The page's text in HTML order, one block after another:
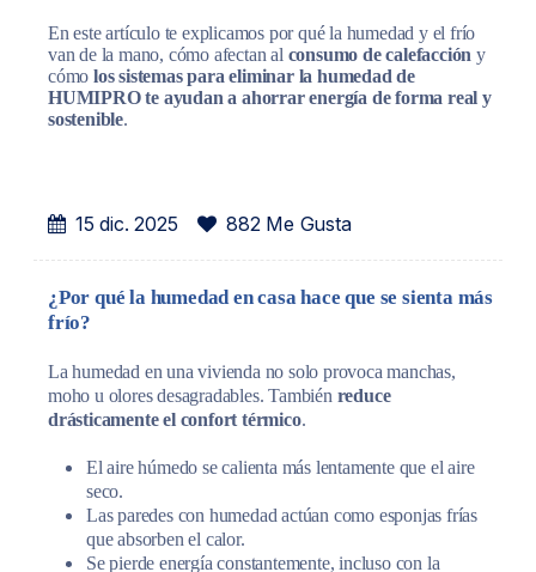
En este artículo te explicamos por qué la humedad y el frío
van de la mano, cómo afectan al consumo de calefacción y
cómo los sistemas para eliminar la humedad de
HUMIPRO te ayudan a ahorrar energía de forma real y
sostenible.
15 dic. 2025 882 Me Gusta
¿Por qué la humedad en casa hace que se sienta más
frío?
La humedad en una vivienda no solo provoca manchas,
moho u olores desagradables. También reduce
drásticamente el confort térmico.
El aire húmedo se calienta más lentamente que el aire
seco.
Las paredes con humedad actúan como esponjas frías
que absorben el calor.
Se pierde energía constantemente, incluso con la